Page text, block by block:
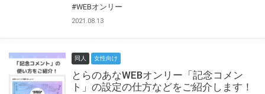
#WEBオンリー
2021.08.13
同人 女性向け
とらのあなWEBオンリー「記念コメン
ト」の設定の仕方などをご紹介します！